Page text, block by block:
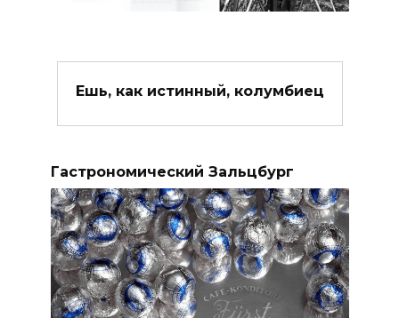
Ешь, как истинный, колумбиец
Гастрономический Зальцбург